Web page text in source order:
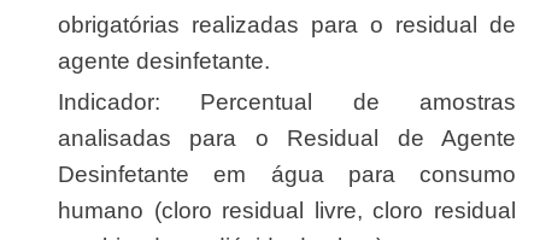
obrigatórias realizadas para o residual de
agente desinfetante.
Indicador: Percentual de amostras
analisadas para o Residual de Agente
Desinfetante em água para consumo
humano (cloro residual livre, cloro residual